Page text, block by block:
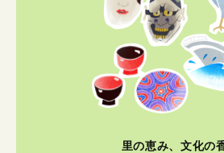
里の恵み、文化の